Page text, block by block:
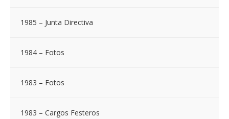
1985 – Junta Directiva
1984 – Fotos
1983 – Fotos
1983 – Cargos Festeros